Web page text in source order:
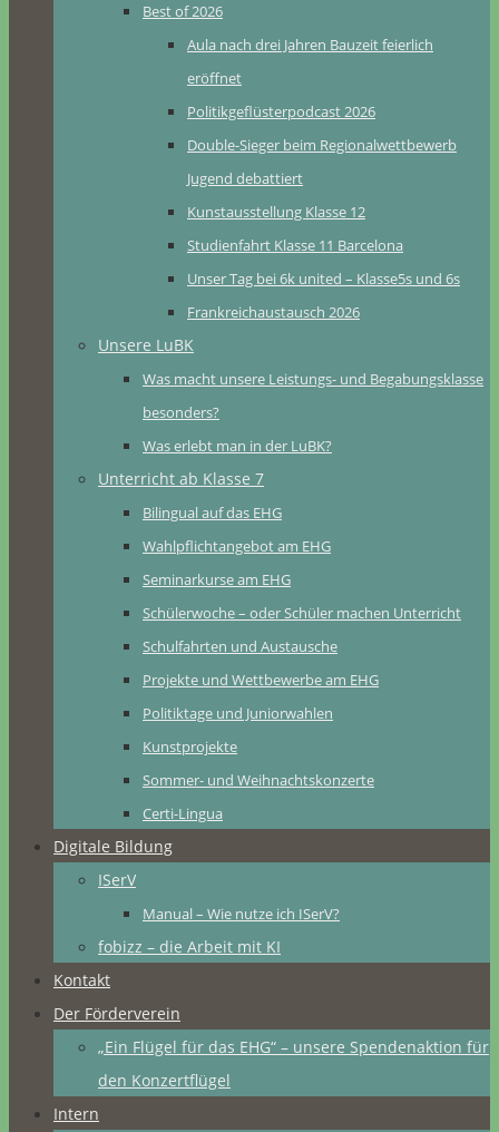
Best of 2026
Aula nach drei Jahren Bauzeit feierlich
eröffnet
Politikgeflüsterpodcast 2026
Double-Sieger beim Regionalwettbewerb
Jugend debattiert
Kunstausstellung Klasse 12
Studienfahrt Klasse 11 Barcelona
Unser Tag bei 6k united – Klasse5s und 6s
Frankreichaustausch 2026
Unsere LuBK
Was macht unsere Leistungs- und Begabungsklasse
besonders?
Was erlebt man in der LuBK?
Unterricht ab Klasse 7
Bilingual auf das EHG
Wahlpflichtangebot am EHG
Seminarkurse am EHG
Schülerwoche – oder Schüler machen Unterricht
Schulfahrten und Austausche
Projekte und Wettbewerbe am EHG
Politiktage und Juniorwahlen
Kunstprojekte
Sommer- und Weihnachtskonzerte
Certi-Lingua
Digitale Bildung
ISerV
Manual – Wie nutze ich ISerV?
fobizz – die Arbeit mit KI
Kontakt
Der Förderverein
„Ein Flügel für das EHG“ – unsere Spendenaktion für
den Konzertflügel
Intern